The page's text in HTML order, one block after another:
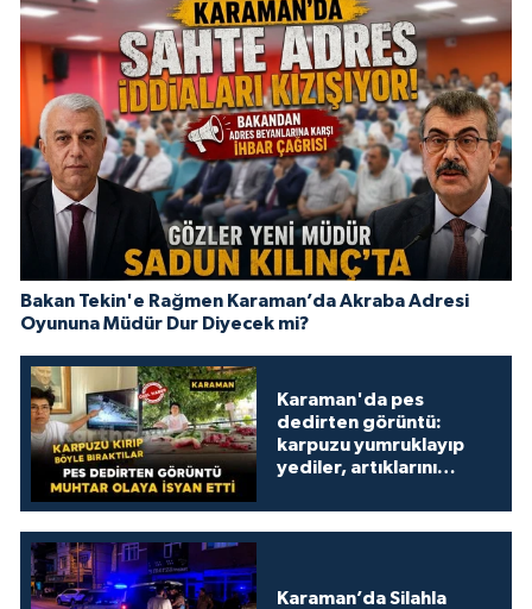
Bakan Tekin'e Rağmen Karaman’da Akraba Adresi
Oyununa Müdür Dur Diyecek mi?
Karaman'da pes
dedirten görüntü:
karpuzu yumruklayıp
yediler, artıklarını
Karaman’da Silahla